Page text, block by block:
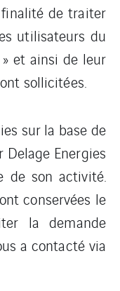
de traiter
utilisateurs du
et ainsi de leur
sollicitées.
sur la base de
Energies
de son activité.
conservées le
la demande
a contacté via